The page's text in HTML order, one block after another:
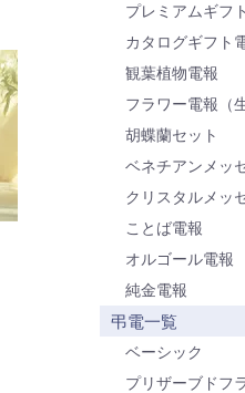
プレミアムギフ
カタログギフト
観葉植物電報
フラワー電報（
胡蝶蘭セット
ベネチアンメッ
クリスタルメッ
ことば電報
オルゴール電報
純金電報
弔電一覧
ベーシック
プリザーブドフ